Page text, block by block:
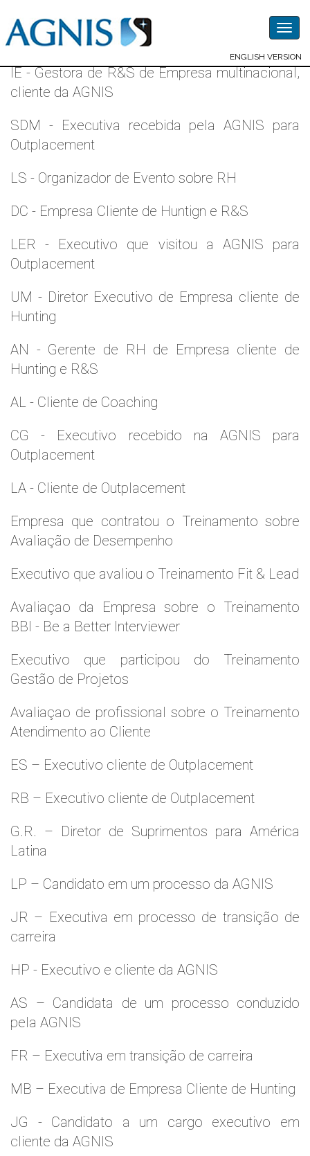
ENGLISH VERSION
Depoimentos - outros
IE - Gestora de R&S de Empresa multinacional,
cliente da AGNIS
SDM - Executiva recebida pela AGNIS para
Outplacement
LS - Organizador de Evento sobre RH
DC - Empresa Cliente de Huntign e R&S
LER - Executivo que visitou a AGNIS para
Outplacement
UM - Diretor Executivo de Empresa cliente de
Hunting
AN - Gerente de RH de Empresa cliente de
Hunting e R&S
AL - Cliente de Coaching
CG - Executivo recebido na AGNIS para
Outplacement
LA - Cliente de Outplacement
Empresa que contratou o Treinamento sobre
Avaliação de Desempenho
Executivo que avaliou o Treinamento Fit & Lead
Avaliaçao da Empresa sobre o Treinamento
BBI - Be a Better Interviewer
Executivo que participou do Treinamento
Gestão de Projetos
Avaliaçao de profissional sobre o Treinamento
Atendimento ao Cliente
ES – Executivo cliente de Outplacement
RB – Executivo cliente de Outplacement
G.R. – Diretor de Suprimentos para América
Latina
LP – Candidato em um processo da AGNIS
JR – Executiva em processo de transição de
carreira
HP - Executivo e cliente da AGNIS
AS – Candidata de um processo conduzido
pela AGNIS
FR – Executiva em transição de carreira
MB – Executiva de Empresa Cliente de Hunting
JG - Candidato a um cargo executivo em
cliente da AGNIS